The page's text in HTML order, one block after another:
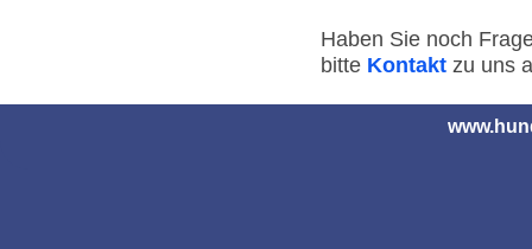
Haben Sie noch
bitte Kontakt zu uns